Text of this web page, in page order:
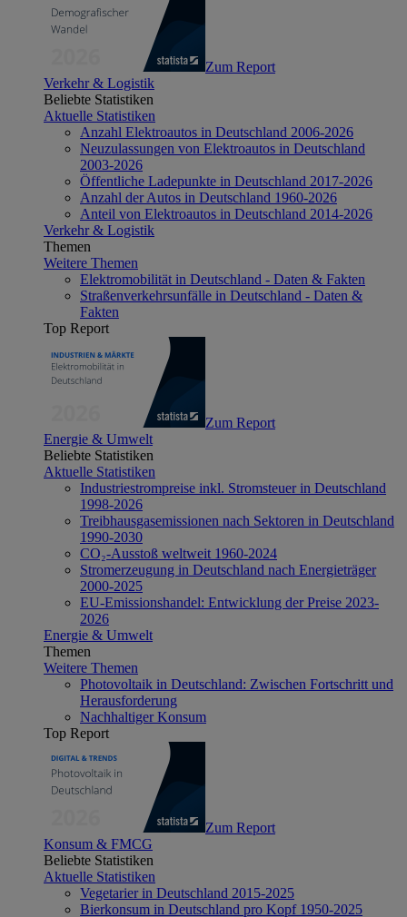
Zum Report
Verkehr & Logistik
Beliebte Statistiken
Aktuelle Statistiken
Anzahl Elektroautos in Deutschland 2006-2026
Neuzulassungen von Elektroautos in Deutschland
2003-2026
Öffentliche Ladepunkte in Deutschland 2017-2026
Anzahl der Autos in Deutschland 1960-2026
Anteil von Elektroautos in Deutschland 2014-2026
Verkehr & Logistik
Themen
Weitere Themen
Elektromobilität in Deutschland - Daten & Fakten
Straßenverkehrsunfälle in Deutschland - Daten &
Fakten
Top Report
Zum Report
Energie & Umwelt
Beliebte Statistiken
Aktuelle Statistiken
Industriestrompreise inkl. Stromsteuer in Deutschland
1998-2026
Treibhausgasemissionen nach Sektoren in Deutschland
1990-2030
CO₂-Ausstoß weltweit 1960-2024
Stromerzeugung in Deutschland nach Energieträger
2000-2025
EU-Emissionshandel: Entwicklung der Preise 2023-
2026
Energie & Umwelt
Themen
Weitere Themen
Photovoltaik in Deutschland: Zwischen Fortschritt und
Herausforderung
Nachhaltiger Konsum
Top Report
Zum Report
Konsum & FMCG
Beliebte Statistiken
Aktuelle Statistiken
Vegetarier in Deutschland 2015-2025
Bierkonsum in Deutschland pro Kopf 1950-2025